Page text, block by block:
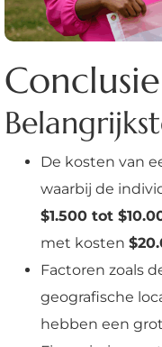
Conclusie
De kosten van
waarbij de
$1.500 tot
met kosten
Factoren zoals
geografische
hebben een